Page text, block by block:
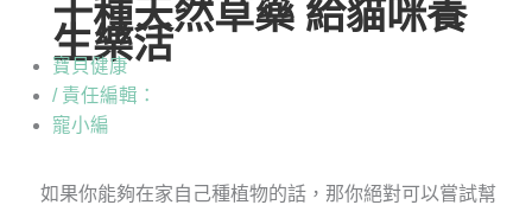
十種天然草藥 給貓咪養
生樂活
寶貝健康
/ 責任編輯：
寵小編
如果你能夠在家自己種植物的話，那你絕對可以嘗試幫